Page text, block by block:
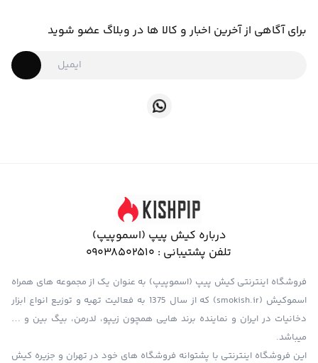
برای آگاهی از آخرین اخبار و کالا ها در وبلاگ عضو شوید
درباره کیش پیپ (اسموپیپ)
تلفن پشتیبانی : 09038502510
فروشگاه اینترنتی کیش پیپ (اسموپیپ) به عنوان یک از مجموعه های همراه
اسموکیش (smokish.ir) که از سال 1375 به فعالیت تهیه و توزیع انواع ابزار
دخانیات در ایران و نماینده برند هایی همچون زیپو، لدرمن، بیگ بین و …
میباشد.
این فروشگاه اینترنتی با پشتوانه فروشگاه های خود در تهران و جزیره کیش